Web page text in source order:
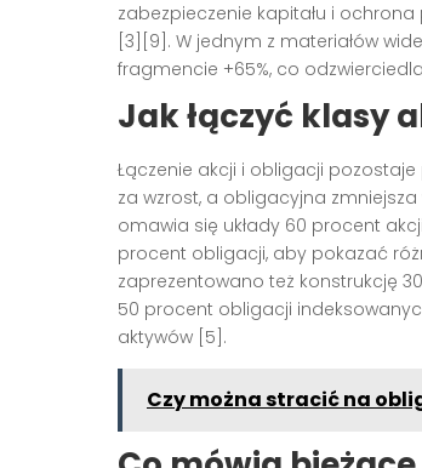
zabezpieczenie kapitału i
[3][9]. W jednym z materiałów
fragmencie +65%, co
Jak łączyć klasy
Łączenie akcji i obligacji
za wzrost, a obligacyjna
omawia się układy 60 procent
procent obligacji, aby pokazać
zaprezentowano też konstrukcję
50 procent obligacji
aktywów [5].
Czy można stracić na